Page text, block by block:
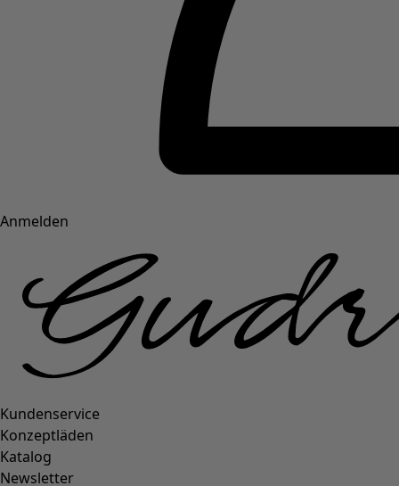
Anmelden
Kundenservice
Konzeptläden
Katalog
Newsletter